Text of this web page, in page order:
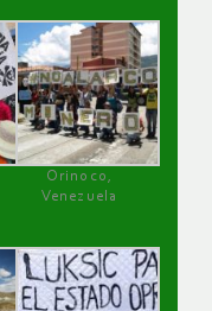
Orinoco,
Venezuela